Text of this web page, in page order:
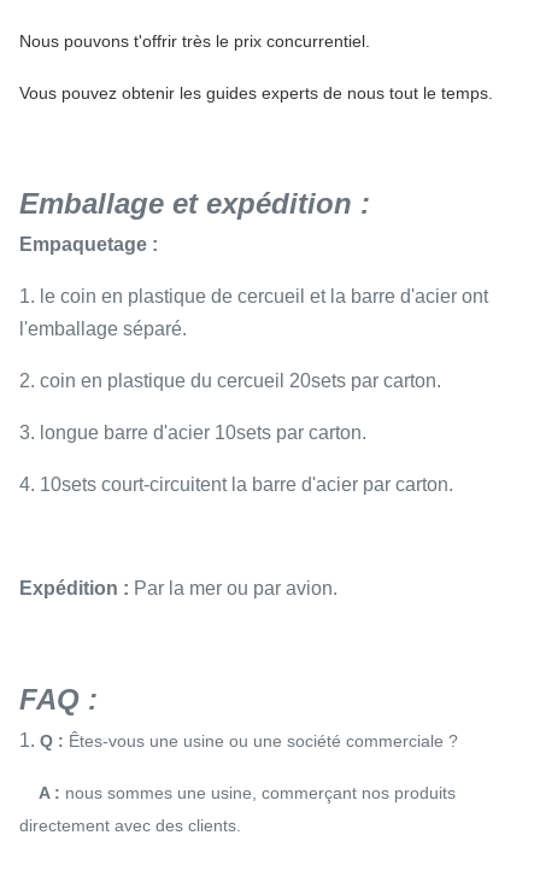
Nous pouvons t'offrir très le prix concurrentiel.
Vous pouvez obtenir les guides experts de nous tout le temps.
Emballage et expédition :
Empaquetage :
1. le coin en plastique de cercueil et la barre d'acier ont
l'emballage séparé.
2. coin en plastique du cercueil 20sets par carton.
3. longue barre d'acier 10sets par carton.
4. 10sets court-circuitent la barre d'acier par carton.
Expédition : Par la mer ou par avion.
FAQ :
1. Q : Êtes-vous une usine ou une société commerciale ?
A : nous sommes une usine, commerçant nos produits
directement avec des clients.